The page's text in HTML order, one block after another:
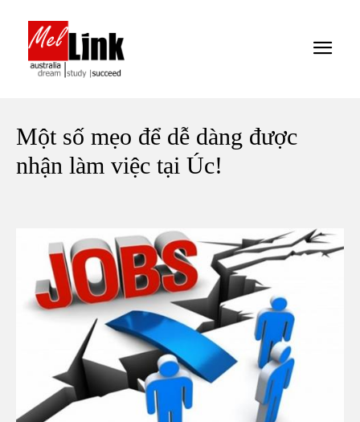
Một số mẹo để dễ dàng được
nhận làm việc tại Úc!